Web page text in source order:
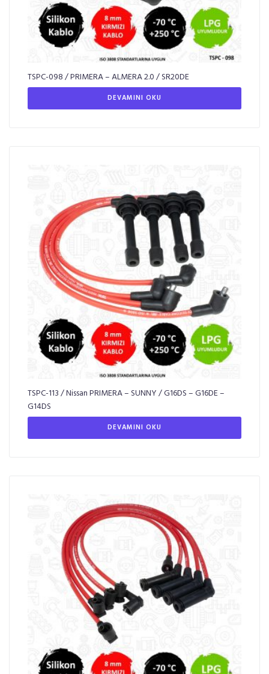
TSPC-098 / PRIMERA – ALMERA 2.0 / SR20DE
DEVAMINI OKU
TSPC-113 / Nissan PRIMERA – SUNNY / G16DS – G16DE –
G14DS
DEVAMINI OKU